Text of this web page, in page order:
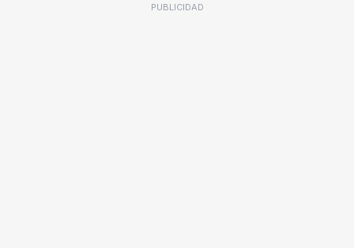
PUBLICIDAD